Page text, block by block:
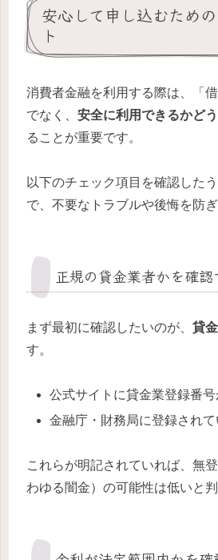
安心して申し込むため
ト
消費者金融を利用する際は、「
でなく、 安全に利用できるかど
ることが重要です。
以下のチェック項目を確認した
で、不要なトラブルや後悔を防
正規の貸金業者かを確認
まず最初に確認したいのが、 貸
す。
公式サイトに貸金業登録番
金融庁・財務局に登録され
これらが明記されていれば、無
わゆる闇金）の可能性は低いと判